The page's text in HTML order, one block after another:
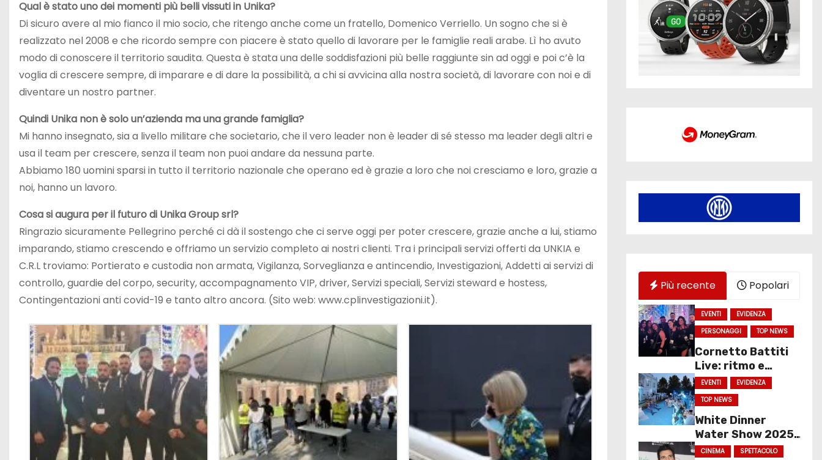
Qual è stato uno dei momenti più belli vissuti in Unika?
Di sicuro avere al mio fianco il mio socio, che ritengo anche come un fratello, Domenico Verriello. Un sogno che si è
realizzato nel 2008 e che ricordo sempre con piacere è stato quello di lavorare per le famiglie reali arabe. Lì ho avuto
modo di conoscere il territorio saudita. Questa è stata una delle soddisfazioni più belle raggiunte sin ad oggi e poi c’è la
voglia di crescere sempre, di imparare e di dare la possibilità, a chi si avvicina alla nostra società, di lavorare con noi e di
diventare un nostro partner.
Quindi Unika non è solo un’azienda ma una grande famiglia?
Mi hanno insegnato, sia a livello militare che societario, che il vero leader non è leader di sé stesso ma leader degli altri e
usa il team per crescere, senza il team non puoi andare da nessuna parte.
Abbiamo 180 uomini sparsi in tutto il territorio nazionale che operano ed è grazie a loro che noi cresciamo e loro, grazie a
noi, hanno un lavoro.
Cosa si augura per il futuro di Unika Group srl?
Ringrazio sicuramente Pellegrino perché ci dà il sostengo che ci serve oggi per poter crescere, grazie anche a lui, stiamo
imparando, stiamo crescendo e offriamo un servizio completo ai nostri clienti. Tra i principali servizi offerti da UNKIA e
C.R.L troviamo: Portierato e custodia non armata, Vigilanza, Sorveglianza e antincendio, Investigazioni, Addetti ai servizi di
controllo, guardie del corpo, security, accompagnamento VIP, driver, Servizi speciali, Servizi steward e hostess,
Contingentazioni anti covid-19 e tanto altro ancora. (Sito web: www.cplinvestigazioni.it).
Più recente Popolari
EVENTI
EVIDENZA
PERSONAGGI
TOP NEWS
Cornetto Battiti
Live: ritmo e
spettacolo a
Molfetta
EVENTI
EVIDENZA
TOP NEWS
White Dinner
Water Show 2025
chiude con un
CINEMA
SPETTACOLO